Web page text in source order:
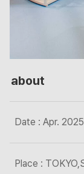
about
Date : Apr. 2025
Place :